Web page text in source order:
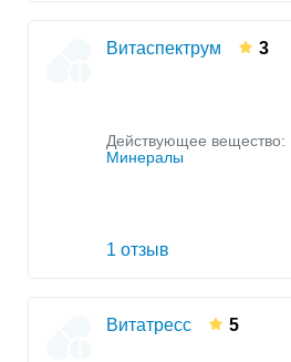
Витаспектрум 3
Действующее вещество:
Минералы
1 отзыв
Витатресс 5